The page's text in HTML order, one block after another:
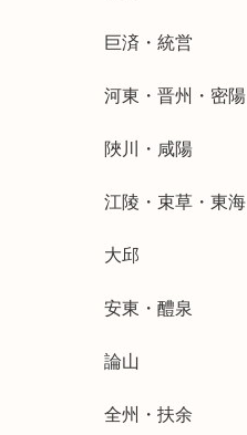
巨済・統営
河東・晋州・密陽
陜川・咸陽
江陵・束草・東海
大邱
安東・醴泉
論山
全州・扶余